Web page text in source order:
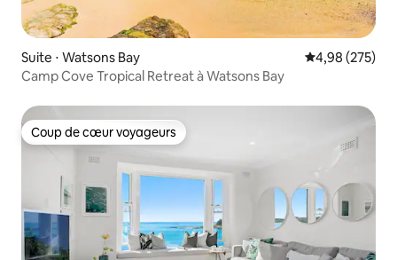
Suite ⋅ Watsons Bay Évaluation
4,98 (275)
Camp Cove Tropical Retreat à Watsons Bay
Coup de cœur voyageurs
Coup de cœur voyageurs